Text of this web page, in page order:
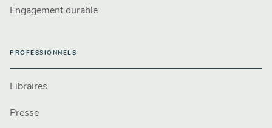
Engagement durable
PROFESSIONNELS
Libraires
Presse